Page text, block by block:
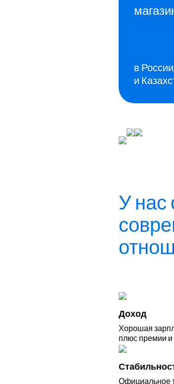
в
и
У нас
Доход
Хорошая
плюс премии и
Официальное